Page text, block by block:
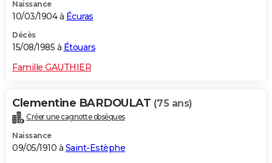
Naissance
10/03/1904 à Écuras
Décès
15/08/1985 à Étouars
Famille GAUTHIER
Clementine BARDOULAT (75 ans)
Créer une cagnotte obsèques
Naissance
09/05/1910 à Saint-Estèphe